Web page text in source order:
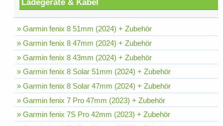
Ladegeräte & Kabel
» Garmin fenix 8 51mm (2024) + Zubehör
» Garmin fenix 8 47mm (2024) + Zubehör
» Garmin fenix 8 43mm (2024) + Zubehör
» Garmin fenix 8 Solar 51mm (2024) + Zubehör
» Garmin fenix 8 Solar 47mm (2024) + Zubehör
» Garmin fenix 7 Pro 47mm (2023) + Zubehör
» Garmin fenix 7S Pro 42mm (2023) + Zubehör